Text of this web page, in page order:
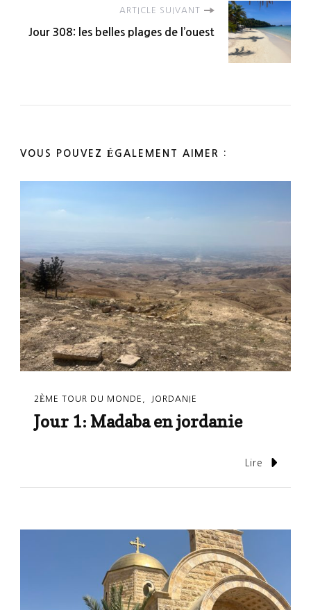
ARTICLE SUIVANT
Jour 308: les belles plages de l’ouest
VOUS POUVEZ ÉGALEMENT AIMER :
2ÈME TOUR DU MONDE JORDANIE
Jour 1: Madaba en jordanie
Lire